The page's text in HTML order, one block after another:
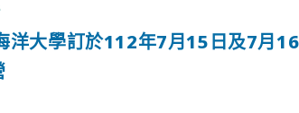
洋大學訂於112年7月15日及7月